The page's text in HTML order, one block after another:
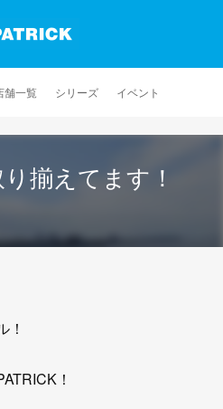
舗一覧 シリーズ イベント
揃えてます！
！
！